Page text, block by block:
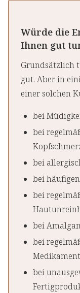
Würde die
Ihnen gut
Grundsätzlich
gut. Aber in
einer solchen
bei
bei
bei
bei
bei
bei
bei
bei